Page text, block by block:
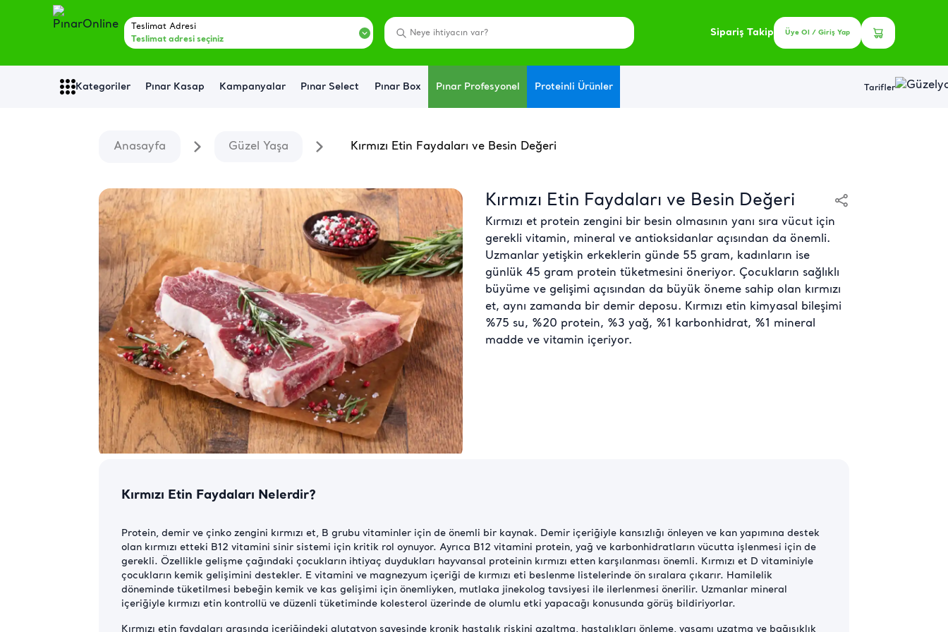
Teslimat Adresi
Teslimat adresi seçiniz
Sipariş Takip Üye Ol / Giriş Yap
Kategoriler Pınar Kasap Kampanyalar Pınar Select Pınar Box Pınar Profesyonel Proteinli Ürünler Tarifler
Anasayfa Güzel Yaşa Kırmızı Etin Faydaları ve Besin Değeri
Kırmızı Etin Faydaları ve Besin Değeri
Kırmızı et protein zengini bir besin olmasının yanı sıra vücut için
gerekli vitamin, mineral ve antioksidanlar açısından da önemli.
Uzmanlar yetişkin erkeklerin günde 55 gram, kadınların ise
günlük 45 gram protein tüketmesini öneriyor. Çocukların sağlıklı
büyüme ve gelişimi açısından da büyük öneme sahip olan kırmızı
et, aynı zamanda bir demir deposu. Kırmızı etin kimyasal bileşimi
%75 su, %20 protein, %3 yağ, %1 karbonhidrat, %1 mineral
madde ve vitamin içeriyor.
Kırmızı Etin Faydaları Nelerdir?
Protein, demir ve çinko zengini kırmızı et, B grubu vitaminler için de önemli bir kaynak. Demir içeriğiyle kansızlığı önleyen ve kan yapımına destek
olan kırmızı etteki B12 vitamini sinir sistemi için kritik rol oynuyor. Ayrıca B12 vitamini protein, yağ ve karbonhidratların vücutta işlenmesi için de
gerekli. Özellikle gelişme çağındaki çocukların ihtiyaç duydukları hayvansal proteinin kırmızı etten karşılanması önemli. Kırmızı et D vitaminiyle
çocukların kemik gelişimini destekler. E vitamini ve magnezyum içeriği de kırmızı eti beslenme listelerinde ön sıralara çıkarır. Hamilelik
döneminde tüketilmesi bebeğin kemik ve kas gelişimi için önemliyken, mutlaka jinekolog tavsiyesi ile ilerlenmesi önerilir. Uzmanlar mineral
içeriğiyle kırmızı etin kontrollü ve düzenli tüketiminde kolesterol üzerinde de olumlu etki yapacağı konusunda görüş bildiriyorlar.